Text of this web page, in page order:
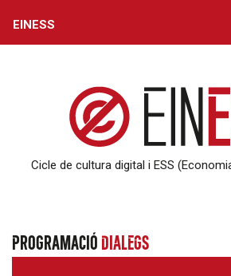
EINESS
Cicle de cultura digital i ESS
Programació DIALEGS